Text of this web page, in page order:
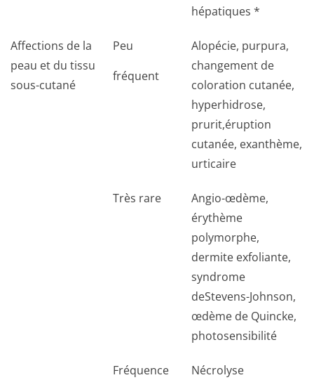
hépatiques *
Affections de la
peau et du tissu
sous-cutané
Peu
fréquent
Alopécie, purpura,
changement de
coloration cutanée,
hyperhidrose,
prurit,éruption
cutanée, exanthème,
urticaire
Très rare
Angio-œdème,
érythème
polymorphe,
dermite exfoliante,
syndrome
deStevens-Johnson,
œdème de Quincke,
photosensibilité
Fréquence
Nécrolyse